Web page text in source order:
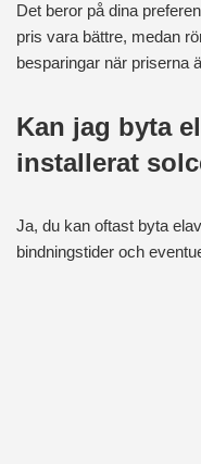
Det beror på dina
pris vara bättre, medan
besparingar när priserna
Kan jag byta
installerat
Ja, du kan oftast byta
bindningstider och